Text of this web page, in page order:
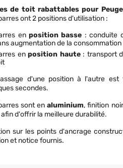
de toit rabattables pour
ont 2 positions d'utilisation :
enposition basse : conduite
augmentation de la consommation
enposition haute: transport
d'une position à l'autre
secondes.
sont enaluminium, finition
afin d'offrir la meilleure durabilité.
sur les points d'ancrage
et notice fournis.